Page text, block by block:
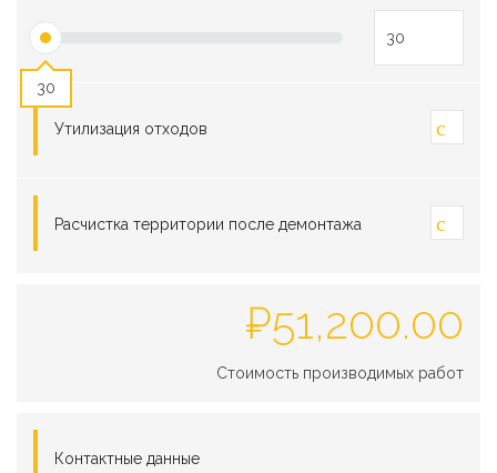
30
Утилизация отходов
Расчистка территории после демонтажа
₽51,200.00
Стоимость производимых работ
Контактные данные